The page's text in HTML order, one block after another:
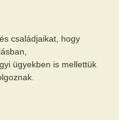
családjaikat, hogy
ügyekben is mellettük